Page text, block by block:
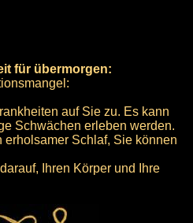
für übermorgen:
auf Sie zu. Es kann
Schwächen erleben werden.
erholsamer Schlaf, Sie können
Ihren Körper und Ihre